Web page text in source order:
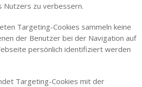
Nutzers zu verbessern.
Targeting-Cookies sammeln keine
der Benutzer bei der Navigation auf
persönlich identifiziert werden
Targeting-Cookies mit der